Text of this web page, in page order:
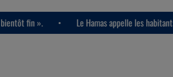
Le Hamas appelle les habitants de la